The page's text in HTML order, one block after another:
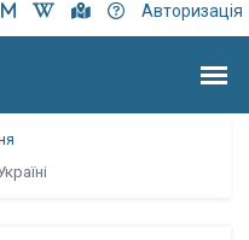
Авторизація